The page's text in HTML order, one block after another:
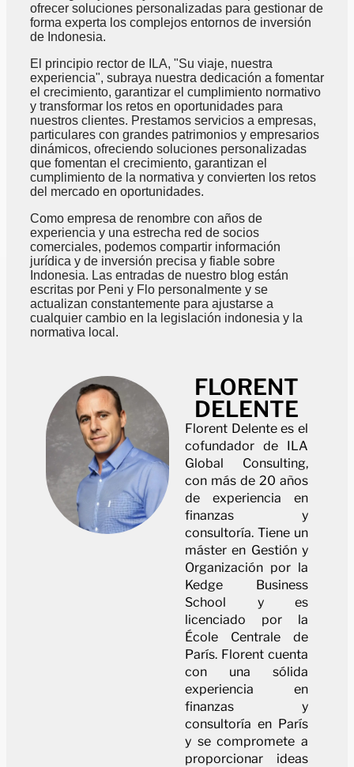
ofrecer soluciones personalizadas para gestionar de
forma experta los complejos entornos de inversión
de Indonesia.
El principio rector de ILA, "Su viaje, nuestra
experiencia", subraya nuestra dedicación a fomentar
el crecimiento, garantizar el cumplimiento normativo
y transformar los retos en oportunidades para
nuestros clientes. Prestamos servicios a empresas,
particulares con grandes patrimonios y empresarios
dinámicos, ofreciendo soluciones personalizadas
que fomentan el crecimiento, garantizan el
cumplimiento de la normativa y convierten los retos
del mercado en oportunidades.
Como empresa de renombre con años de
experiencia y una estrecha red de socios
comerciales, podemos compartir información
jurídica y de inversión precisa y fiable sobre
Indonesia. Las entradas de nuestro blog están
escritas por Peni y Flo personalmente y se
actualizan constantemente para ajustarse a
cualquier cambio en la legislación indonesia y la
normativa local.
FLORENT
DELENTE
Florent Delente es el
cofundador de ILA
Global Consulting,
con más de 20 años
de experiencia en
finanzas y
consultoría. Tiene un
máster en Gestión y
Organización por la
Kedge Business
School y es
licenciado por la
École Centrale de
París. Florent cuenta
con una sólida
experiencia en
finanzas y
consultoría en París
y se compromete a
proporcionar ideas